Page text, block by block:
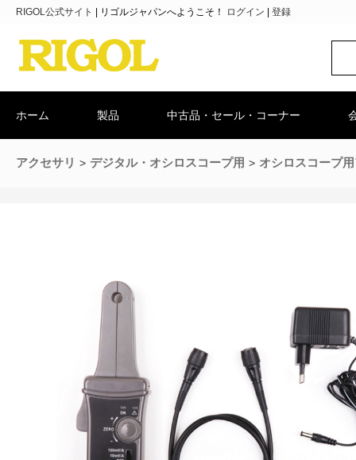
RIGOL公式サイト リゴルジャパンへようこそ！ ログイン 登録
ホーム 製品 中古品・セール・コーナー
アクセサリ デジタル・オシロスコープ用 オシロスコープ